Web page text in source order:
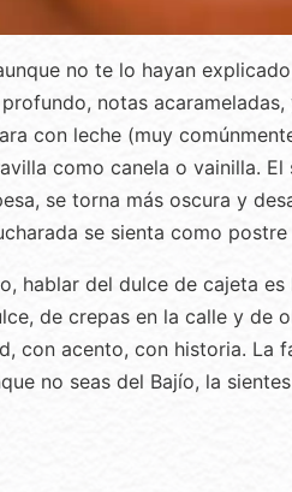
no te lo hayan
notas
con leche (muy
como canela o vainilla.
se torna más oscura y
se sienta como
hablar del dulce de cajeta
de crepas en la calle y de
con acento, con historia. La
no seas del Bajío, la